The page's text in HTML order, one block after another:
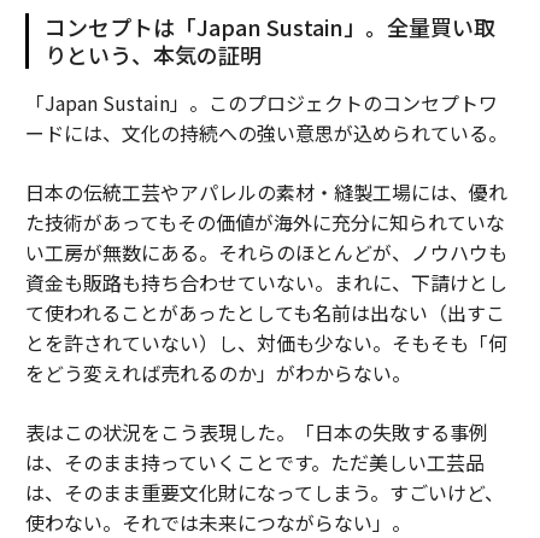
コンセプトは「Japan Sustain」。全量買い取
りという、本気の証明
「Japan Sustain」。このプロジェクトのコンセプトワ
ードには、文化の持続への強い意思が込められている。
日本の伝統工芸やアパレルの素材・縫製工場には、優れ
た技術があってもその価値が海外に充分に知られていな
い工房が無数にある。それらのほとんどが、ノウハウも
資金も販路も持ち合わせていない。まれに、下請けとし
て使われることがあったとしても名前は出ない（出すこ
とを許されていない）し、対価も少ない。そもそも「何
をどう変えれば売れるのか」がわからない。
表はこの状況をこう表現した。「日本の失敗する事例
は、そのまま持っていくことです。ただ美しい工芸品
は、そのまま重要文化財になってしまう。すごいけど、
使わない。それでは未来につながらない」。